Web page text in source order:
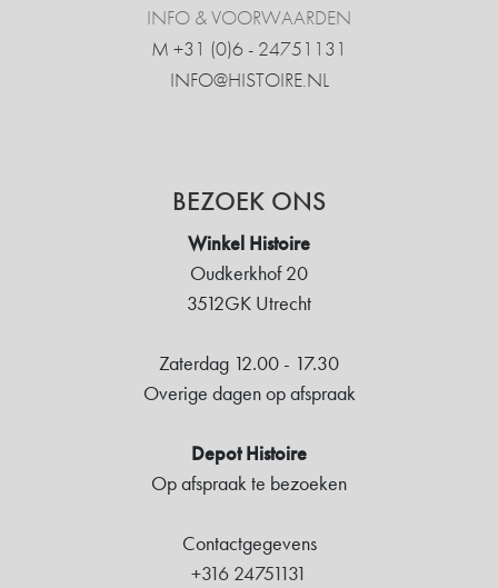
INFO & VOORWAARDEN
M +31 ‍(0)6 - 24751131
INFO@HISTOIRE.NL
BEZOEK ONS
Winkel Histoire
Oudkerkhof 20
3512GK Utrecht
Zaterdag 12.00 - 17.30
Overige dagen op afspraak
Depot Histoire
Op afspraak te bezoeken
Contactgegevens
+316 24751131